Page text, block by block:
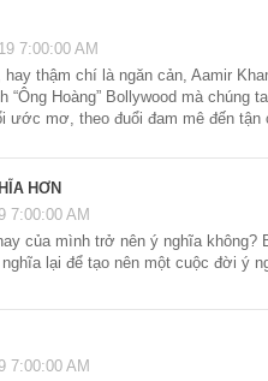
7:00:00 AM
thậm chí là ngăn cản, Aamir
“Ông Hoàng” Bollywood mà
ước mơ, theo đuổi đam mê đến tận
HƠN
7:00:00 AM
của mình trở nên ý nghĩa
lại để tạo nên một cuộc đời ý
7:00:00 AM